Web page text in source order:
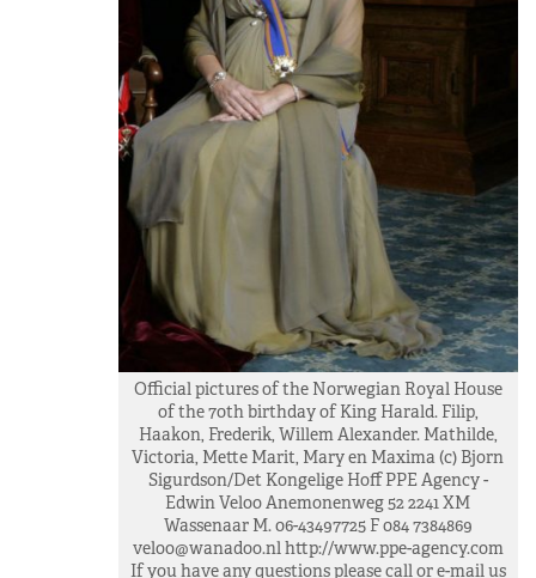
Official pictures of the Norwegian Royal House
of the 70th birthday of King Harald. Filip,
Haakon, Frederik, Willem Alexander. Mathilde,
Victoria, Mette Marit, Mary en Maxima (c) Bjorn
Sigurdson/Det Kongelige Hoff PPE Agency -
Edwin Veloo Anemonenweg 52 2241 XM
Wassenaar M. 06-43497725 F 084 7384869
veloo@wanadoo.nlhttp://www.ppe-agency.com
If you have any questions please call or e-mail us